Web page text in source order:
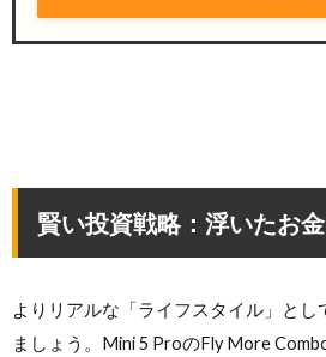
賢い投資戦略：浮いたお
よりリアルな「ライフスタイル」とし
ましょう。Mini 5 ProのFly More